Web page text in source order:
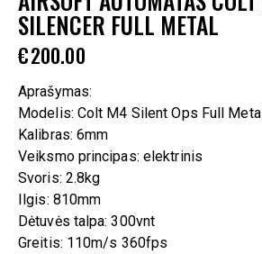
SILENCER FULL METAL
€200.00
Aprašymas:
Modelis: Colt M4 Silent Ops Full
Kalibras: 6mm
Veiksmo principas: elektrinis
Svoris: 2.8kg
Ilgis: 810mm
Dėtuvės talpa: 300vnt
Greitis: 110m/s 360fps